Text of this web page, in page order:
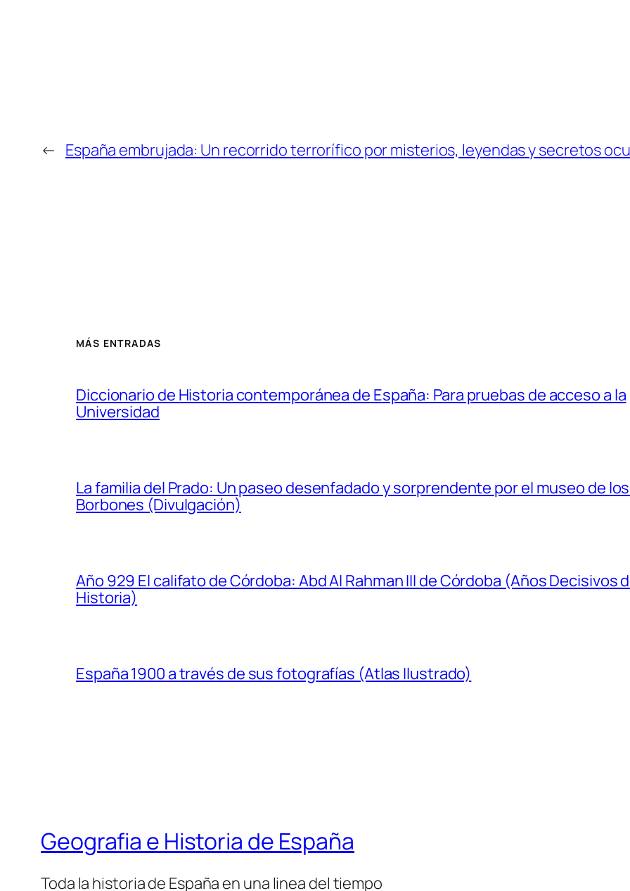
← España embrujada: Un recorrido terrorífico por misterios, leyendas y secretos
MÁS ENTRADAS
Diccionario de Historia contemporánea de España: Para pruebas de acceso a la
Universidad
La familia del Prado: Un paseo desenfadado y sorprendente por el museo de
Borbones (Divulgación)
Año 929 El califato de Córdoba: Abd Al Rahman III de Córdoba (Años Decisivos
Historia)
España 1900 a través de sus fotografías (Atlas Ilustrado)
Geografia e Historia de España
Toda la historia de España en una linea del tiempo